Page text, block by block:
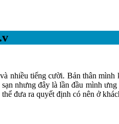
nhiều tiếng cười. Bản thân
nhưng đây là lần đầu mình
đưa ra quyết định có nên ở